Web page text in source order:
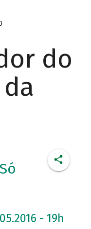
do
- 19h